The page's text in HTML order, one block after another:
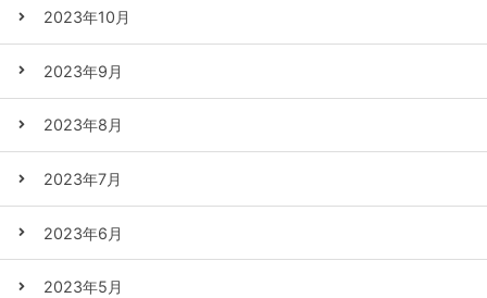
2023年10月
2023年9月
2023年8月
2023年7月
2023年6月
2023年5月